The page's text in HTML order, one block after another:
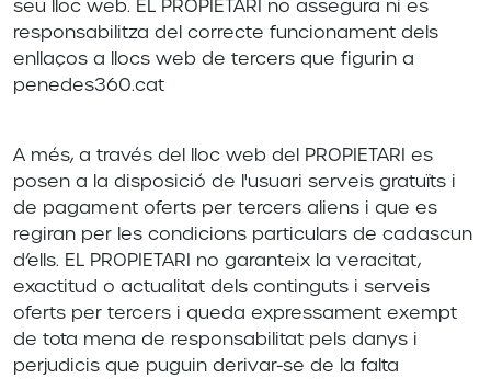
seu lloc web. EL PROPIETARI no assegura ni es
responsabilitza del correcte funcionament dels
enllaços a llocs web de tercers que figurin a
penedes360.cat
A més, a través del lloc web del PROPIETARI es
posen a la disposició de l'usuari serveis gratuïts i
de pagament oferts per tercers aliens i que es
regiran per les condicions particulars de cadascun
d’ells. EL PROPIETARI no garanteix la veracitat,
exactitud o actualitat dels continguts i serveis
oferts per tercers i queda expressament exempt
de tota mena de responsabilitat pels danys i
perjudicis que puguin derivar-se de la falta